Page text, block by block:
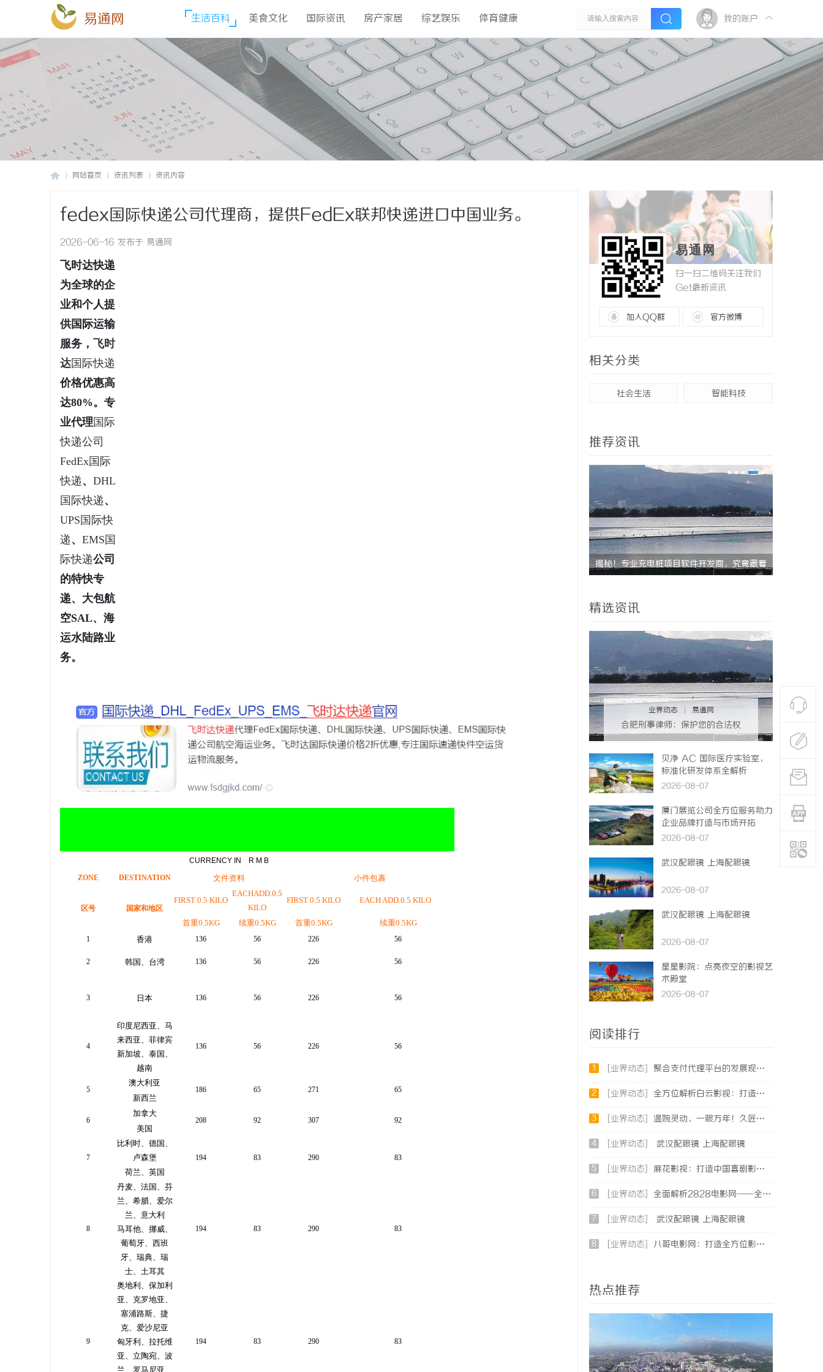
易通网 生活百科 美食文化 国际资讯 房产家居 综艺娱乐 体育健康 我的账户
网站首页 资讯列表 资讯内容
fedex国际快递公司代理商，提供FedEx联邦快递进口中国业务。
FedEx进口促销价格,FedEx快递价格,FedEx国际快递价格
2026-06-16 发布于 易通网
飞时达快递
为全球的企
业和个人提
供国际运输
服务，
飞时
达国际快递
价格优惠高
达80%。专
业代理 国际
快递公司
FedEx国际
快递 、 DHL
国际快递 、
UPS国际快
递 、 EMS国
际快递公司
的特快专
递、大包航
空SAL、海
运水陆路业
务。
CURRENCY IN R M B
ZONE
DESTINATION 文件资料 小件包裹
区号 国家和地区
FIRST 0.5 KILO
EACHADD.0.5
KILO
FIRST 0.5 KILO EACH ADD.0.5 KILO
首重0.5KG 续重0.5KG 首重0.5KG 续重0.5KG
1 香港 136 56 226 56
2 韩国、台湾 136 56 226 56
3 日本 136 56 226 56
4
印度尼西亚、马
来西亚、菲律宾
136 56 226 56
新加坡、泰国、
越南
5
澳大利亚
186 65 271 65
新西兰
6
加拿大
208 92 307 92
美国
7
比利时、德国、
卢森堡
194 83 290 83
荷兰、英国
8
丹麦、法国、芬
兰、希腊、爱尔
兰、意大利
194 83 290 83
马耳他、挪威、
葡萄牙、西班
牙、瑞典、瑞
士、土耳其
9
奥地利、保加利
亚、克罗地亚、
塞浦路斯、捷
克、爱沙尼亚
194 83 290 83
匈牙利、拉托维
亚、立陶宛、波
兰、罗马尼亚、
易通网
扫一扫二维码关注我们
Get最新资讯
加入QQ群 官方微博
相关分类
社会生活 智能科技
推荐资讯
视觉激光打标系列：精确与创新的结合 揭秘！专业充电桩项目软件开发商，究竟藏着
精选资讯
业界动态 易通网
合肥刑事律师：保护您的合法权
益，助您走出法律困境
贝净 AC 国际医疗实验室，
标准化研发体系全解析
2026-08-07
厦门展览公司全方位服务助力
企业品牌打造与市场开拓
2026-08-07
武汉配眼镜 上海配眼镜
2026-08-07
武汉配眼镜 上海配眼镜
2026-08-07
星星影院：点亮夜空的影视艺
术殿堂
2026-08-07
阅读排行
1 [业界动态] 聚合支付代理平台的发展现状与未来机遇深度解析
2 [业界动态] 全方位解析白云影视：打造精彩视听盛宴的新锐平台
3 [业界动态] 温婉灵动，一眼万年！久匠量身定制的眉眼唇，才是你整张脸的点睛之笔！淡颜系女生的气质加分项
4 [业界动态] 武汉配眼镜 上海配眼镜
5 [业界动态] 麻花影视：打造中国喜剧影视新高地的创新典范
6 [业界动态] 全面解析2828电影网——全方位提升你的观影体验平台
7 [业界动态] 武汉配眼镜 上海配眼镜
8 [业界动态] 八哥电影网：打造全方位影视娱乐新体验的平台解析
热点推荐